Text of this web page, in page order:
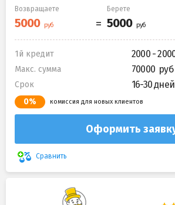
Возвращаете Берете
1й кредит 2000 -
Макс. сумма 70000
Срок 16-30 дней
0% комиссия для новых клиентов
Оформить
Сравнить